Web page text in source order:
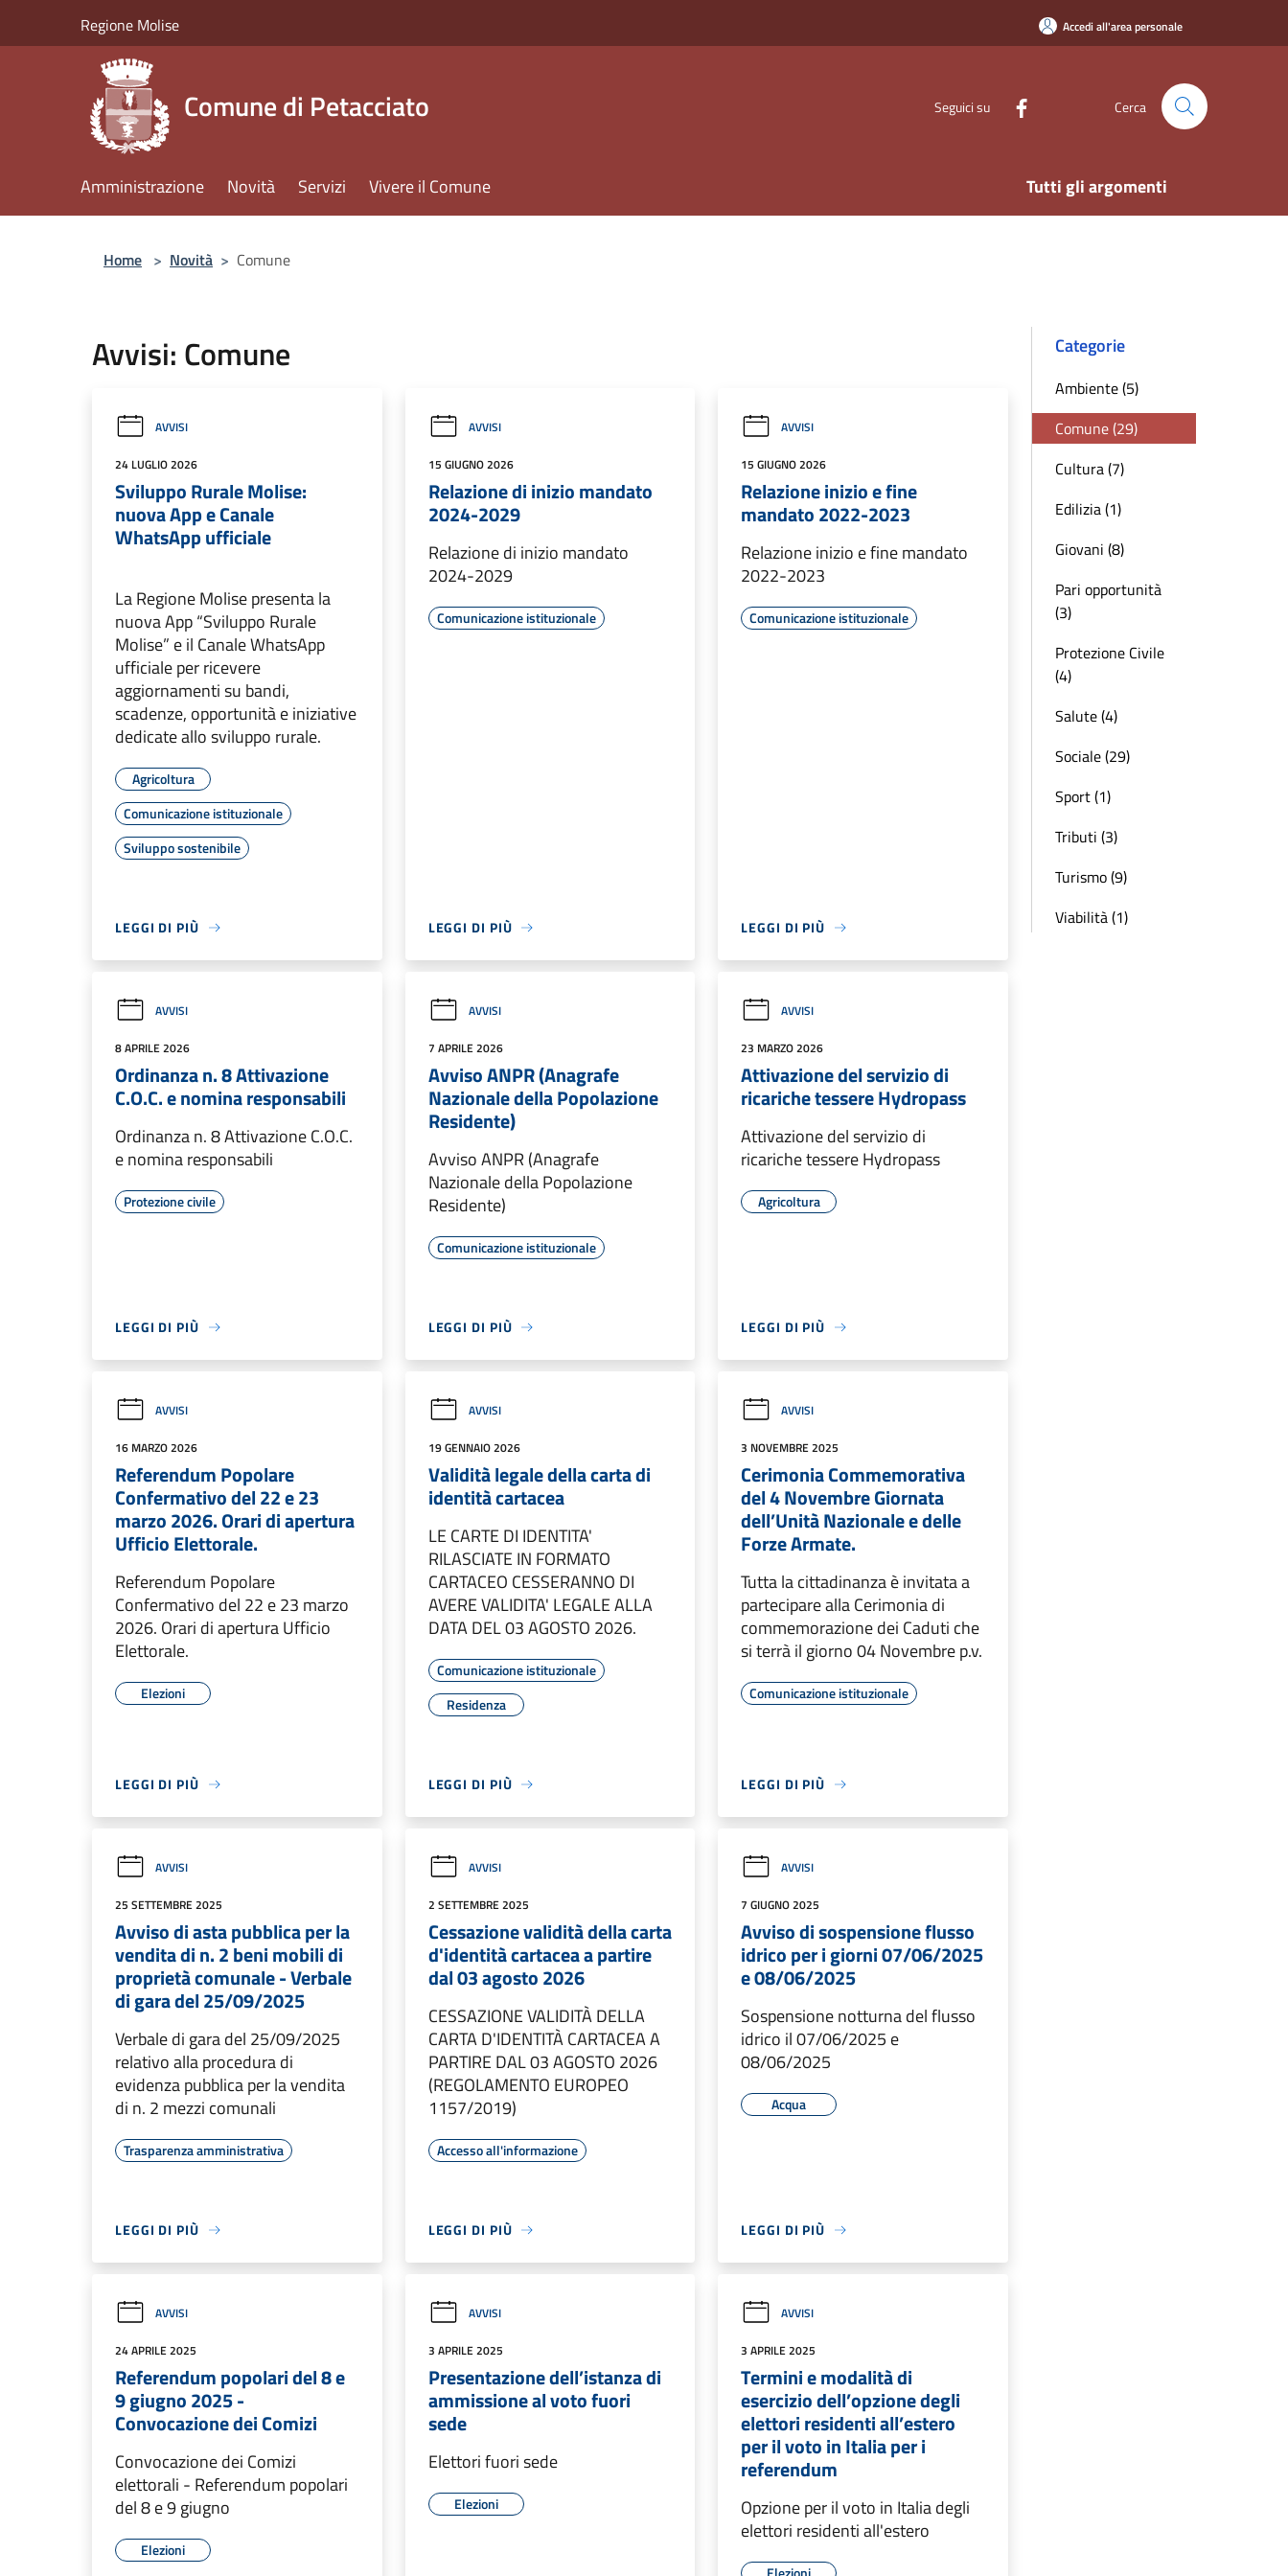
Regione Molise Accedi all'area personale
Comune di Petacciato Seguici su Cerca
Amministrazione Novità Servizi Vivere il Comune Tutti gli argomenti
Home > Novità > Comune
Avvisi: Comune
AVVISI
24 LUGLIO 2026
Sviluppo Rurale Molise:
nuova App e Canale
WhatsApp ufficiale
La Regione Molise presenta la
nuova App “Sviluppo Rurale
Molise” e il Canale WhatsApp
ufficiale per ricevere
aggiornamenti su bandi,
scadenze, opportunità e iniziative
dedicate allo sviluppo rurale.
Agricoltura
Comunicazione istituzionale
Sviluppo sostenibile
LEGGI DI PIÙ
AVVISI
15 GIUGNO 2026
Relazione di inizio mandato
2024-2029
Relazione di inizio mandato
2024-2029
Comunicazione istituzionale
LEGGI DI PIÙ
AVVISI
15 GIUGNO 2026
Relazione inizio e fine
mandato 2022-2023
Relazione inizio e fine mandato
2022-2023
Comunicazione istituzionale
LEGGI DI PIÙ
AVVISI
8 APRILE 2026
Ordinanza n. 8 Attivazione
C.O.C. e nomina responsabili
Ordinanza n. 8 Attivazione C.O.C.
e nomina responsabili
Protezione civile
LEGGI DI PIÙ
AVVISI
7 APRILE 2026
Avviso ANPR (Anagrafe
Nazionale della Popolazione
Residente)
Avviso ANPR (Anagrafe
Nazionale della Popolazione
Residente)
Comunicazione istituzionale
LEGGI DI PIÙ
AVVISI
23 MARZO 2026
Attivazione del servizio di
ricariche tessere Hydropass
Attivazione del servizio di
ricariche tessere Hydropass
Agricoltura
LEGGI DI PIÙ
AVVISI
16 MARZO 2026
Referendum Popolare
Confermativo del 22 e 23
marzo 2026. Orari di apertura
Ufficio Elettorale.
Referendum Popolare
Confermativo del 22 e 23 marzo
2026. Orari di apertura Ufficio
Elettorale.
Elezioni
LEGGI DI PIÙ
AVVISI
19 GENNAIO 2026
Validità legale della carta di
identità cartacea
LE CARTE DI IDENTITA'
RILASCIATE IN FORMATO
CARTACEO CESSERANNO DI
AVERE VALIDITA' LEGALE ALLA
DATA DEL 03 AGOSTO 2026.
Comunicazione istituzionale
Residenza
LEGGI DI PIÙ
AVVISI
3 NOVEMBRE 2025
Cerimonia Commemorativa
del 4 Novembre Giornata
dell’Unità Nazionale e delle
Forze Armate.
Tutta la cittadinanza è invitata a
partecipare alla Cerimonia di
commemorazione dei Caduti che
si terrà il giorno 04 Novembre p.v.
Comunicazione istituzionale
LEGGI DI PIÙ
AVVISI
25 SETTEMBRE 2025
Avviso di asta pubblica per la
vendita di n. 2 beni mobili di
proprietà comunale - Verbale
di gara del 25/09/2025
Verbale di gara del 25/09/2025
relativo alla procedura di
evidenza pubblica per la vendita
di n. 2 mezzi comunali
Trasparenza amministrativa
LEGGI DI PIÙ
AVVISI
2 SETTEMBRE 2025
Cessazione validità della carta
d'identità cartacea a partire
dal 03 agosto 2026
CESSAZIONE VALIDITÀ DELLA
CARTA D'IDENTITÀ CARTACEA A
PARTIRE DAL 03 AGOSTO 2026
(REGOLAMENTO EUROPEO
1157/2019)
Accesso all'informazione
LEGGI DI PIÙ
AVVISI
7 GIUGNO 2025
Avviso di sospensione flusso
idrico per i giorni 07/06/2025
e 08/06/2025
Sospensione notturna del flusso
idrico il 07/06/2025 e
08/06/2025
Acqua
LEGGI DI PIÙ
AVVISI
24 APRILE 2025
Referendum popolari del 8 e
9 giugno 2025 -
Convocazione dei Comizi
Convocazione dei Comizi
elettorali - Referendum popolari
del 8 e 9 giugno
Elezioni
AVVISI
3 APRILE 2025
Presentazione dell’istanza di
ammissione al voto fuori
sede
Elettori fuori sede
Elezioni
AVVISI
3 APRILE 2025
Termini e modalità di
esercizio dell’opzione degli
elettori residenti all’estero
per il voto in Italia per i
referendum
Opzione per il voto in Italia degli
elettori residenti all'estero
Categorie
Ambiente (5)
Comune (29)
Cultura (7)
Edilizia (1)
Giovani (8)
Pari opportunità
(3)
Protezione Civile
(4)
Salute (4)
Sociale (29)
Sport (1)
Tributi (3)
Turismo (9)
Viabilità (1)